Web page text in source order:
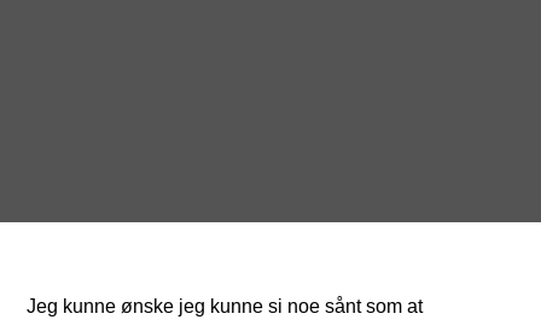
Jeg kunne ønske jeg kunne si noe sånt som at